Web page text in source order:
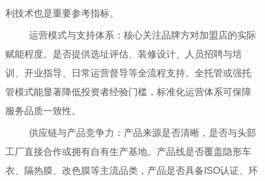
利技术也是重要参考指标。
运营模式与支持体系：核心关注品牌方对加盟店的实际
赋能程度。是否提供选址评估、装修设计、人员招聘与培
训、开业指导、日常运营督导等全流程支持。全托管或强托
管模式能显著降低投资者经验门槛，标准化运营体系可保障
服务品质一致性。
供应链与产品竞争力：产品来源是否清晰，是否与头部
工厂直接合作或拥有自有生产基地。产品线是否覆盖隐形车
衣、隔热膜、改色膜等主流品类，产品是否具备ISO认证、环